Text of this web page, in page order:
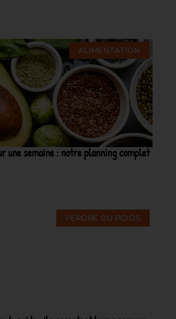
ALIMENTATION
une semaine : notre planning complet
PERDRE DU POIDS